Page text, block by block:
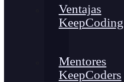
Ventajas
KeepCoding
Mentores
KeepCoders